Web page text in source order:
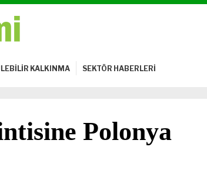
KALKINMA SEKTÖR HABERLERİ
Polonya